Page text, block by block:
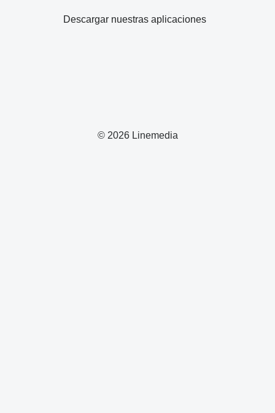
© 2026 Linemedia
Descargar nuestras aplicaciones